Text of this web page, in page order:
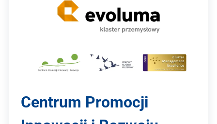
Centrum Promocji